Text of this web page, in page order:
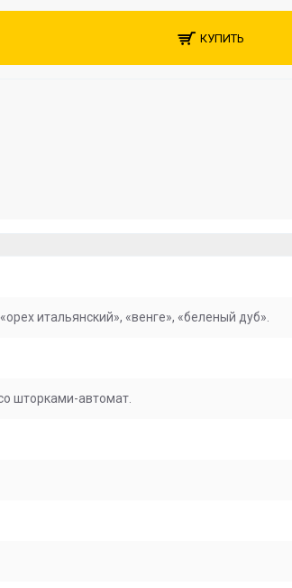
КУПИТЬ
итальянский», «венге», «беленый дуб».
шторками-автомат.